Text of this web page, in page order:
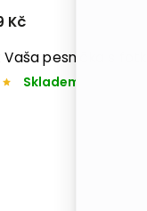
pesnička s
Skladem
Kč